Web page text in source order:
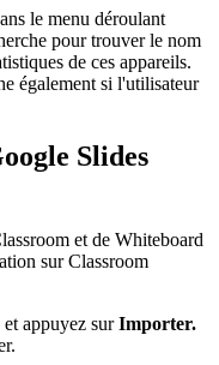
le menu déroulant
pour trouver le nom
de ces appareils.
également si l'utilisateur
Slides
et de Whiteboard
sur Classroom
et appuyez surImporter.